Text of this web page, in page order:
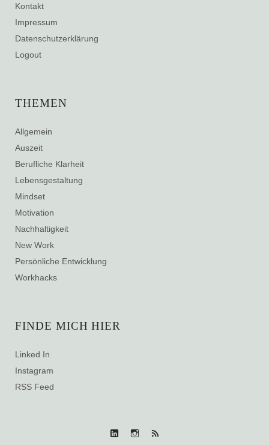
Kontakt
Impressum
Datenschutzerklärung
Logout
THEMEN
Allgemein
Auszeit
Berufliche Klarheit
Lebensgestaltung
Mindset
Motivation
Nachhaltigkeit
New Work
Persönliche Entwicklung
Workhacks
FINDE MICH HIER
Linked In
Instagram
RSS Feed